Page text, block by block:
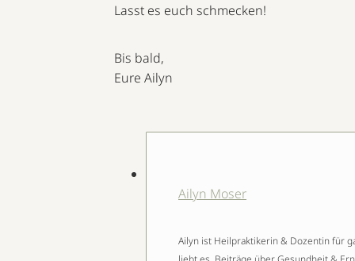
Lasst es euch schmecken!
Bis bald,
Eure Ailyn
Ailyn Moser
Ailyn ist Heilpraktikerin & Dozentin für